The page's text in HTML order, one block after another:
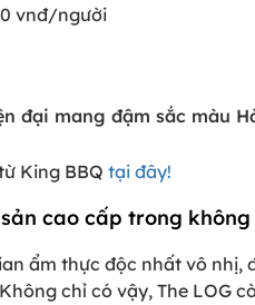
vnđ/người
đại mang đậm sắc màu
King BBQ tại đây!
cao cấp trong
ẩm thực độc nhất vô
chỉ có vậy, The LOG